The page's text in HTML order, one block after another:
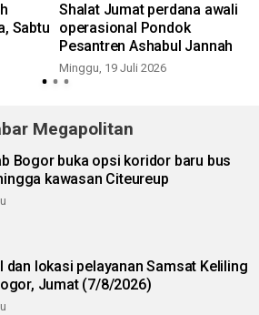
Sabtu
Shalat Jumat perdana awali
operasional Pondok
Pesantren Ashabul Jannah
Minggu, 19 Juli 2026
Megapolitan
Bogor buka opsi koridor baru bus
kawasan Citeureup
dan lokasi pelayanan Samsat Keliling
Jumat (7/8/2026)